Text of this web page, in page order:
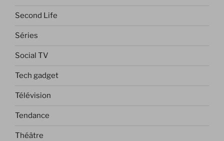
Second Life
Séries
Social TV
Tech gadget
Télévision
Tendance
Théâtre